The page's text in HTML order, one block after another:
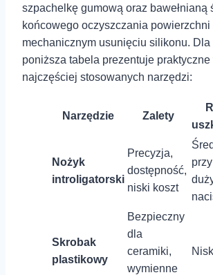
szpachelkę gumową ⁣oraz bawełnianą
końcowego oczyszczania ​powierzchni
mechanicznym usunięciu silikonu. Dla
poniższa tabela prezentuje ​praktyczne⁤
najczęściej stosowanych narzędzi:
Narzędzie Zalety
Nożyk
introligatorski
Precyzja,
dostępność,
niski koszt
Skrobak
⁢plastikowy
Bezpieczny
dla
ceramiki,
wymienne⁣